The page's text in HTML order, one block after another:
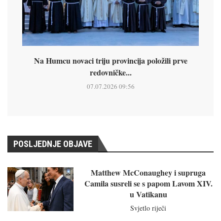
Na Humcu novaci triju provincija položili prve
redovničke...
07.07.2026 09:56
POSLJEDNJE OBJAVE
Matthew McConaughey i supruga
Camila susreli se s papom Lavom XIV.
u Vatikanu
Svjetlo riječi